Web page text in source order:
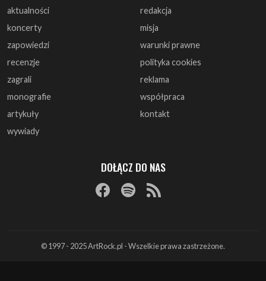
aktualności
koncerty
zapowiedzi
recenzje
zagrali
monografie
artykuły
wywiady
redakcja
misja
warunki prawne
polityka cookies
reklama
współpraca
kontakt
DOŁĄCZ DO NAS
© 1997 - 2025 ArtRock.pl - Wszelkie prawa zastrzeżone.